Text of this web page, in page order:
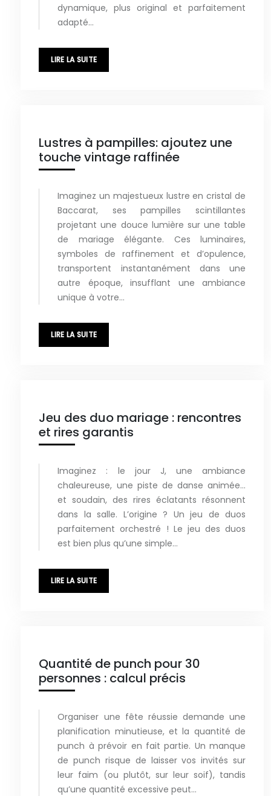
dynamique, plus original et parfaitement
adapté…
LIRE LA SUITE
Lustres à pampilles: ajoutez une
touche vintage raffinée
Imaginez un majestueux lustre en cristal de
Baccarat, ses pampilles scintillantes
projetant une douce lumière sur une table
de mariage élégante. Ces luminaires,
symboles de raffinement et d’opulence,
transportent instantanément dans une
autre époque, insufflant une ambiance
unique à votre…
LIRE LA SUITE
Jeu des duo mariage : rencontres
et rires garantis
Imaginez : le jour J, une ambiance
chaleureuse, une piste de danse animée…
et soudain, des rires éclatants résonnent
dans la salle. L’origine ? Un jeu de duos
parfaitement orchestré ! Le jeu des duos
est bien plus qu’une simple…
LIRE LA SUITE
Quantité de punch pour 30
personnes : calcul précis
Organiser une fête réussie demande une
planification minutieuse, et la quantité de
punch à prévoir en fait partie. Un manque
de punch risque de laisser vos invités sur
leur faim (ou plutôt, sur leur soif), tandis
qu’une quantité excessive peut…